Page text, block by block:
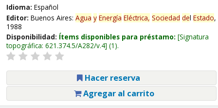
Idioma: Español
Editor: Buenos Aires: Agua y Energía Eléctrica, Sociedad del Estado,
1988
Disponibilidad: Ítems disponibles para préstamo: Signatura
topográfica: 621.374.5/A282/v.4 (1).
Hacer reserva
Agregar al carrito